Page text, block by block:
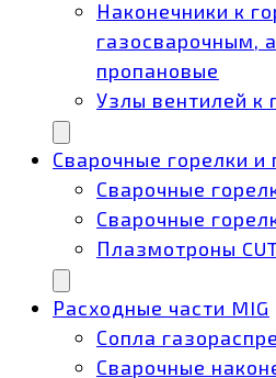
Наконечники к
газосварочным,
пропановые
Узлы вентилей к
Сварочные горелки
Сварочные
Сварочные
Плазмотроны
Расходные части MIG
Сопла
Сварочные